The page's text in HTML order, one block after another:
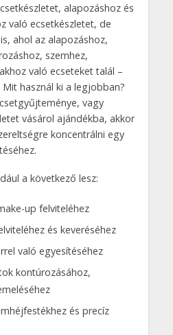
alapozáshoz és
való ecsetkészletet, de
ahol az alapozáshoz,
szemhez,
való ecseteket talál –
használ ki a legjobban?
vagy
vásárol ajándékba, akkor
koncentrálni egy
a következő lesz:
up felviteléhez
és keveréséhez
való egyesítéséhez
kontúrozásához,
és precíz